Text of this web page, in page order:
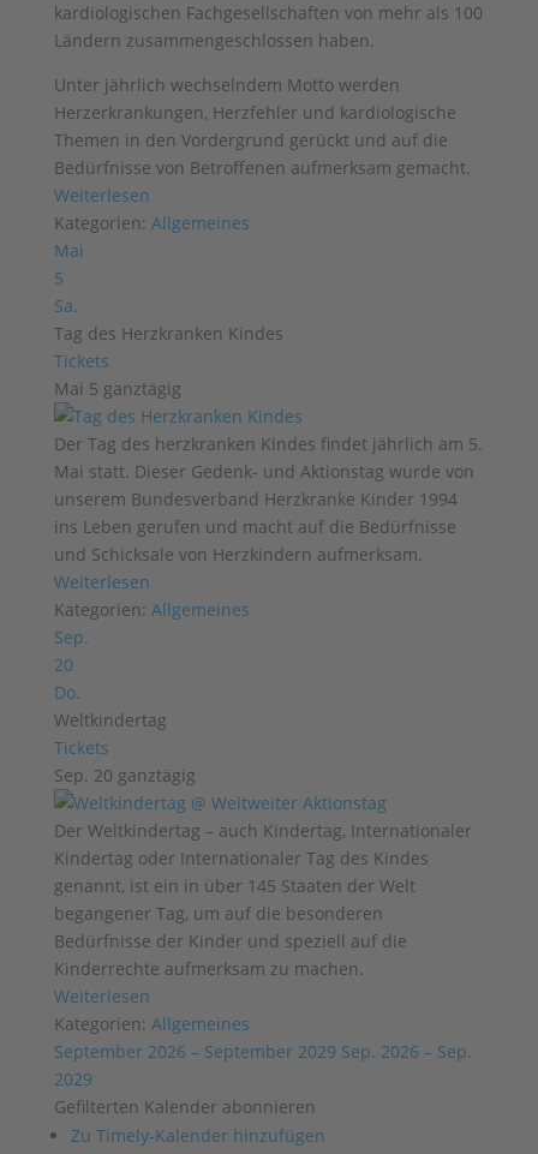
kardiologischen Fachgesellschaften von mehr als 100
Ländern zusammengeschlossen haben.
Unter jährlich wechselndem Motto werden
Herzerkrankungen, Herzfehler und kardiologische
Themen in den Vordergrund gerückt und auf die
Bedürfnisse von Betroffenen aufmerksam gemacht.
Weiterlesen
Kategorien: Allgemeines
Mai
5
Sa.
Tag des Herzkranken Kindes
Tickets
Mai 5 ganztägig
Der Tag des herzkranken Kindes findet jährlich am 5.
Mai statt. Dieser Gedenk- und Aktionstag wurde von
unserem Bundesverband Herzkranke Kinder 1994
ins Leben gerufen und macht auf die Bedürfnisse
und Schicksale von Herzkindern aufmerksam.
Weiterlesen
Kategorien: Allgemeines
Sep.
20
Do.
Weltkindertag
Tickets
Sep. 20 ganztägig
Der Weltkindertag – auch Kindertag, Internationaler
Kindertag oder Internationaler Tag des Kindes
genannt, ist ein in über 145 Staaten der Welt
begangener Tag, um auf die besonderen
Bedürfnisse der Kinder und speziell auf die
Kinderrechte aufmerksam zu machen.
Weiterlesen
Kategorien: Allgemeines
September 2026 – September 2029 Sep. 2026 – Sep.
2029
Gefilterten Kalender abonnieren
Zu Timely-Kalender hinzufügen